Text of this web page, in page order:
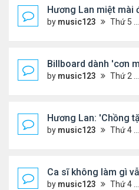
Hương Lan miệt mài
by music123 Thứ 5 Tháng 8 06, 2026 4:22 pm
Billboard dành 'cơn
by music123 Thứ 2 Tháng 10 19, 2020 11:31 am
Hương Lan: 'Chồng
by music123 Thứ 4 Tháng 8 05, 2026 7:15 pm
Ca sĩ không làm gì
by music123 Thứ 4 Tháng 8 05, 2026 7:11 pm